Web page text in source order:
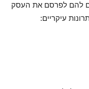
להם לפרסם את העסק